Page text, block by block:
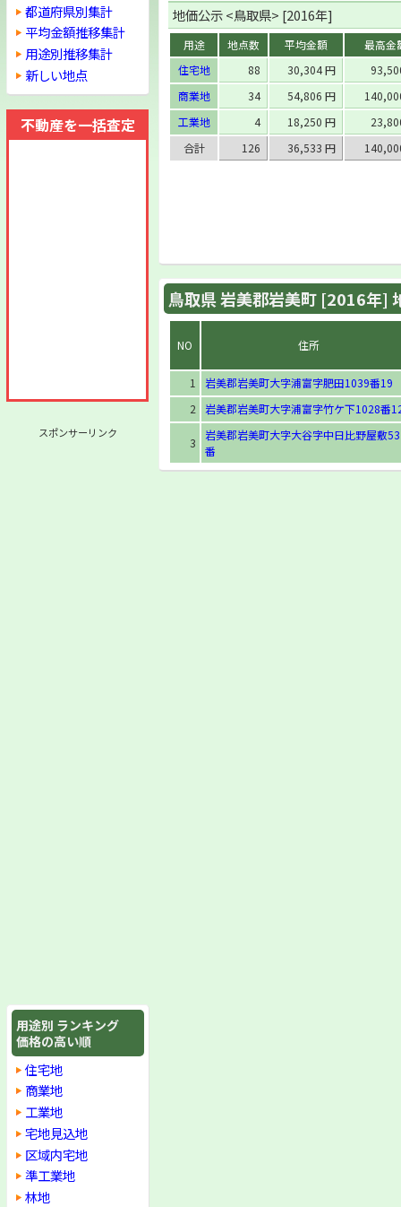
都道府県別集計
平均金額推移集計
用途別推移集計
新しい地点
不動産を一括査定
スポンサーリンク
用途別 ランキング
価格の高い順
住宅地
商業地
工業地
宅地見込地
区域内宅地
準工業地
林地
地価公示 <鳥取県> [2016年]
用途 地点数 平均金額
最高金
住宅地
88 30,304 円
商業地
34 54,806 円
工業地
4 18,250 円
合計
126 36,533 円
鳥取県 岩美郡岩美町 [2016年]
NO 住所
1
岩美郡岩美町大字浦富字肥田1039番19
2
岩美郡岩美町大字浦富字竹ケ下1028番
3
岩美郡岩美町大字大谷字中日比野屋敷
番